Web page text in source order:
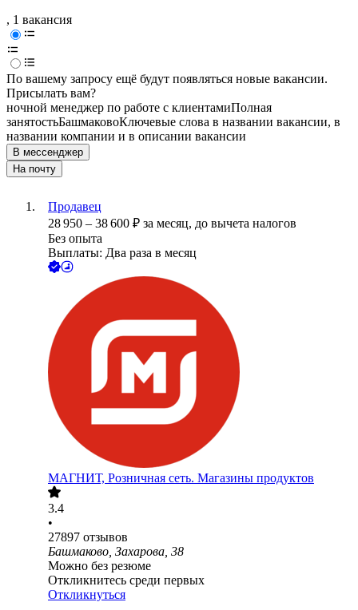
, 1 вакансия
По вашему запросу ещё будут появляться новые вакансии.
Присылать вам?
ночной менеджер по работе с клиентамиПолная
занятостьБашмаковоКлючевые слова в названии вакансии, в
названии компании и в описании вакансии
В мессенджер
На почту
Продавец
28 950 – 38 600 ₽ за месяц, до вычета налогов
Без опыта
Выплаты: Два раза в месяц
МАГНИТ, Розничная сеть. Магазины продуктов
3.4
•
27897 отзывов
Башмаково, Захарова, 38
Можно без резюме
Откликнитесь среди первых
Откликнуться